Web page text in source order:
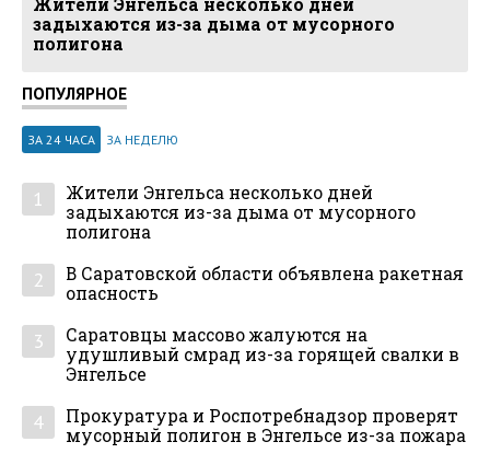
задыхаются из-за дыма от мусорного
полигона
ПОПУЛЯРНОЕ
ЗА 24 ЧАСА ЗА НЕДЕЛЮ
1
Жители Энгельса несколько дней
задыхаются из-за дыма от мусорного
полигона
2
В Саратовской области объявлена ракетная
опасность
3
Саратовцы массово жалуются на
удушливый смрад из-за горящей свалки в
Энгельсе
4
Прокуратура и Роспотребнадзор проверят
мусорный полигон в Энгельсе из-за пожара